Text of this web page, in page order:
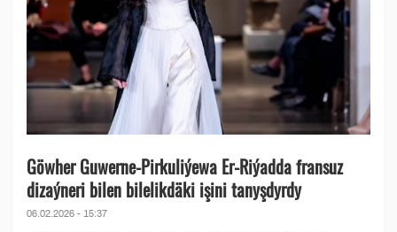
Göwher Guwerne-Pirkuliýewa Er-Riýadda fransuz
dizaýneri bilen bilelikdäki işini tanyşdyrdy
06.02.2026 - 15:37